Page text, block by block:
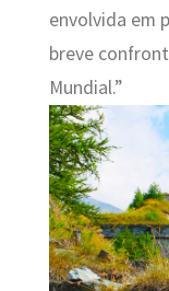
envolvida em
breve
Mundial.”